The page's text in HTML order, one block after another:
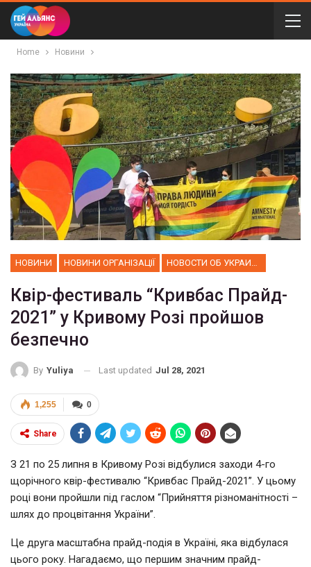
Home Новини
НОВИНИ НОВИНИ ОРГАНІЗАЦІЇ
Квір-фестиваль “Кривбас Прайд-
2021” у Кривому Розі пройшов
безпечно
By Yuliya Last updated Jul 28, 2021
0
1,255
Share
З 21 по 25 липня в Кривому Розі відбулися заходи 4-го
щорічного квір-фестивалю “Кривбас Прайд-2021”. У цьому
році вони пройшли під гаслом “Прийняття різноманітності –
шлях до процвітання України”.
Це друга масштабна прайд-подія в Україні, яка відбулася
цього року. Нагадаємо, що першим значним прайд-